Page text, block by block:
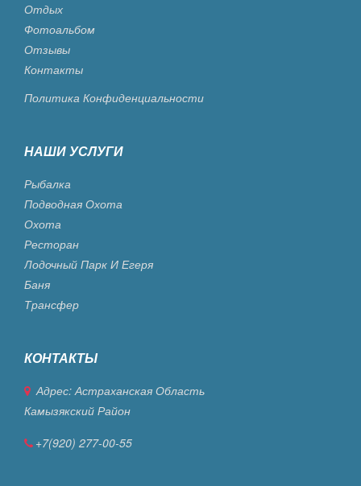
Отдых
Фотоальбом
Отзывы
Контакты
Политика Конфиденциальности
НАШИ УСЛУГИ
Рыбалка
Подводная Охота
Охота
Ресторан
Лодочный Парк И Егеря
Баня
Трансфер
КОНТАКТЫ
Адрес: Астраханская Область
Камызякский Район
+7(920) 277-00-55